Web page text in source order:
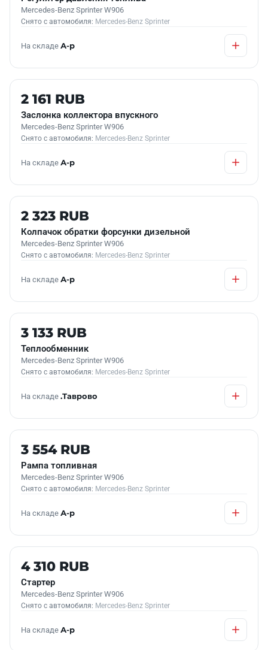
Mercedes-Benz Sprinter W906
Снято с автомобиля: Mercedes-Benz Sprinter
На складе А-р
Б/У В НАЛИЧИИ
2 161 RUB
Заслонка коллектора впускного
Mercedes-Benz Sprinter W906
Снято с автомобиля: Mercedes-Benz Sprinter
На складе А-р
Б/У В НАЛИЧИИ
2 323 RUB
Колпачок обратки форсунки дизельной
Mercedes-Benz Sprinter W906
Снято с автомобиля: Mercedes-Benz Sprinter
На складе А-р
Б/У В НАЛИЧИИ
3 133 RUB
Теплообменник
Mercedes-Benz Sprinter W906
Снято с автомобиля: Mercedes-Benz Sprinter
На складе .Таврово
Б/У В НАЛИЧИИ
3 554 RUB
Рампа топливная
Mercedes-Benz Sprinter W906
Снято с автомобиля: Mercedes-Benz Sprinter
На складе А-р
Б/У В НАЛИЧИИ
4 310 RUB
Стартер
Mercedes-Benz Sprinter W906
Снято с автомобиля: Mercedes-Benz Sprinter
На складе А-р